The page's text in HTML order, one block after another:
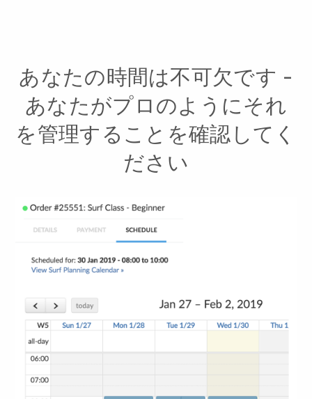
あなたの時間は不可欠です -
あなたがプロのようにそれ
を管理することを確認してく
ださい